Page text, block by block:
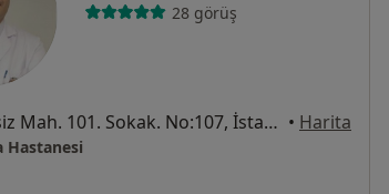
28 görüş
Beştelsiz Mah. 101. Sokak. No:107, İstanbul • Harita
Hastanesi